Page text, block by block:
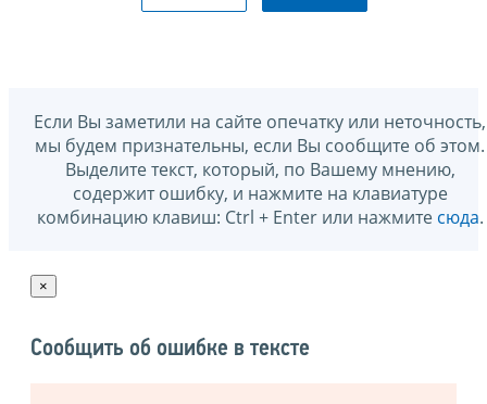
Если Вы заметили на сайте опечатку или неточность,
мы будем признательны, если Вы сообщите об этом.
Выделите текст, который, по Вашему мнению,
содержит ошибку, и нажмите на клавиатуре
комбинацию клавиш: Ctrl + Enter или нажмите сюда.
×
Сообщить об ошибке в тексте